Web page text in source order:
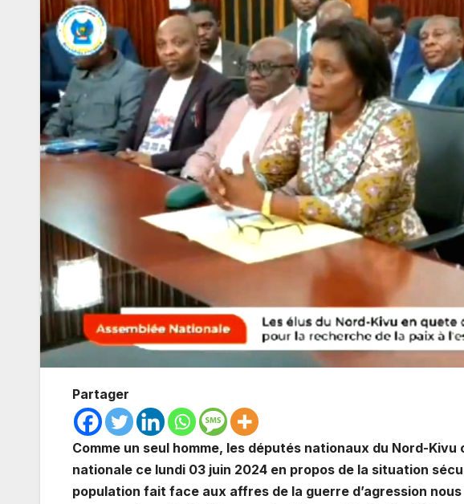
Partager
Comme un seul homme, les députés nationaux du Nord-
nationale ce lundi 03 juin 2024 en propos de la situation
population fait face aux affres de la guerre d’agression